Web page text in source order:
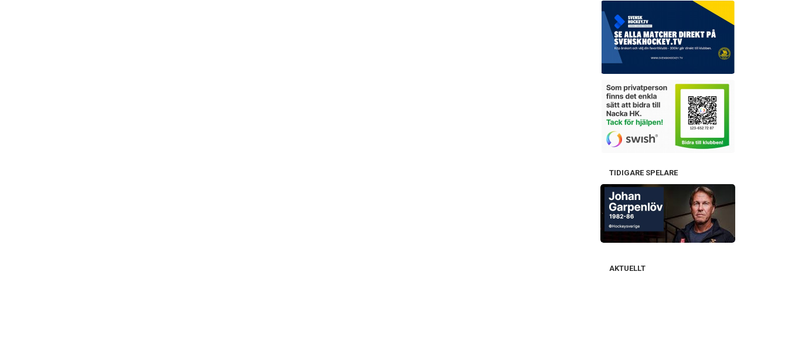
TIDIGARE SPELARE
AKTUELLT